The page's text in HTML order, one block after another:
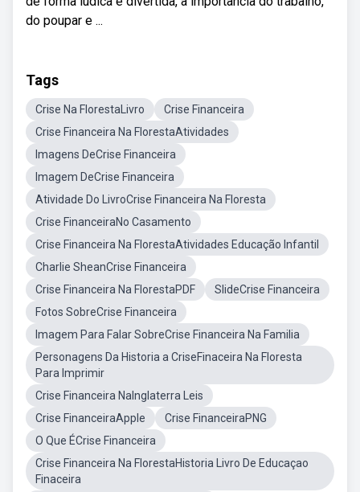
do poupar e ...
Tags
Crise Na FlorestaLivro
Crise Financeira
Crise Financeira Na FlorestaAtividades
Imagens DeCrise Financeira
Imagem DeCrise Financeira
Atividade Do LivroCrise Financeira Na Floresta
Crise FinanceiraNo Casamento
Crise Financeira Na FlorestaAtividades Educação Infantil
Charlie SheanCrise Financeira
Crise Financeira Na FlorestaPDF
SlideCrise Financeira
Fotos SobreCrise Financeira
Imagem Para Falar SobreCrise Financeira Na Familia
Personagens Da Historia a CriseFinaceira Na Floresta
Para Imprimir
Crise Financeira NaInglaterra Leis
Crise FinanceiraApple
Crise FinanceiraPNG
O Que ÉCrise Financeira
Crise Financeira Na FlorestaHistoria Livro De Educaçao
Finaceira